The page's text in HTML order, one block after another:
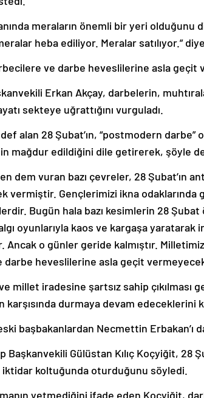
meraların önemli bir yeri olduğunu
heba ediliyor. Meralar satılıyor.”
ve darbe heveslilerine asla geçit
Erkan Akçay, darbelerin,
sekteye uğrattığını vurguladı.
alan 28 Şubat’ın, “postmodern
mağdur edildiğini dile getirerek, şöyle
dem vuran bazı çevreler, 28 Şubat’ın
vermiştir. Gençlerimizi ikna
Bugün hala bazı kesimlerin 28
oyunlarıyla kaos ve kargaşa
o günler geride kalmıştır.
darbe heveslilerine asla geçit
millet iradesine şartsız sahip çıkılması
karşısında durmaya devam edeceklerini
başbakanlardan Necmettin Erbakan’ı da
Başkanvekili Gülüstan Kılıç Koçyiğit, 28
iktidar koltuğunda oturduğunu söyledi.
yetmediğini ifade eden Koçyiğit,